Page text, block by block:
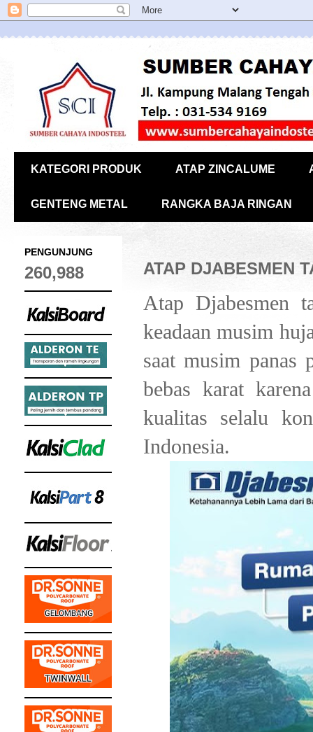
KATEGORI PRODUK ATAP ZINCALUME
GENTENG METAL RANGKA BAJA RINGAN
ATAP DJABESMEN
Atap Djabesmen
keadaan musim
saat musim panas
bebas karat
kualitas selalu
Indonesia.
PENGUNJUNG
260,988